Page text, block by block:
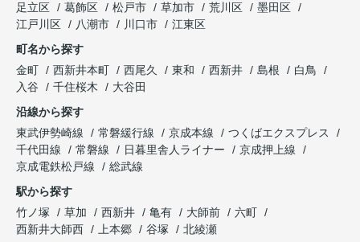
足立区
葛飾区 松戸市 草加市 荒川区
墨田区
江戸川区
八潮市 川口市
江東区
町名から探す
金町
西新井本町 西尾久 東和 西新井 島根
白鳥
入谷
千住桜木
大谷田
沿線から探す
東武伊勢崎線
常磐緩行線 京成本線
つくばエクスプレス
千代田線
常磐線 日暮里舎人ライナー
京成押上線
京成電鉄松戸線
総武線
駅から探す
竹ノ塚
草加 西新井 亀有 大師前
六町
西新井大師西
上本郷 谷塚 北綾瀬